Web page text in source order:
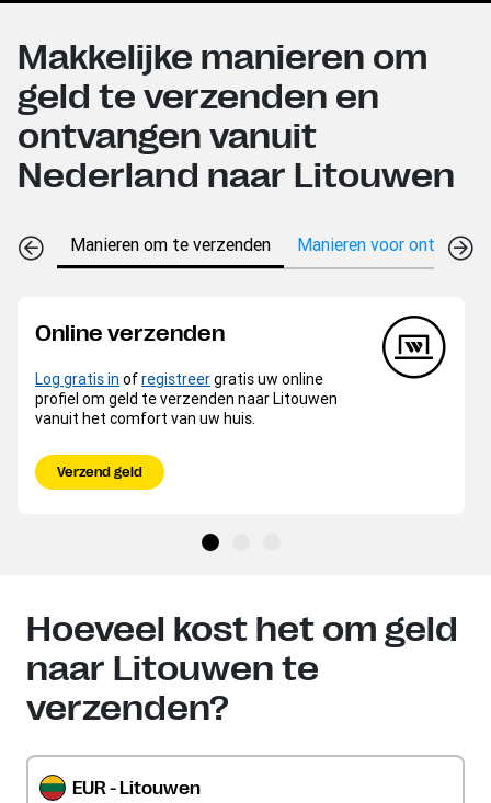
Makkelijke manieren om
geld te verzenden en
ontvangen vanuit
Nederland naar Litouwen
Manieren om te verzenden Manieren voor ontvangen
Online verzenden
Log gratis in ofregistreergratis uw online
profiel om geld te verzenden naar Litouwen
vanuit het comfort van uw huis.
Verzend geld
Hoeveel kost het om geld
naar Litouwen te
verzenden?
EUR - Litouwen